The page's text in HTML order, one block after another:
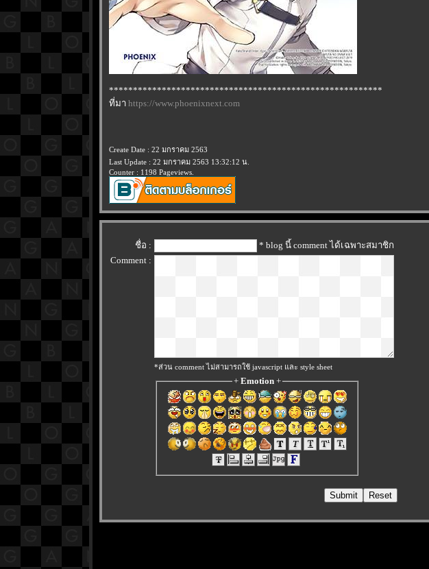
*********************************************************
ที่มา https://www.phoenixnext.com
Create Date : 22 มกราคม 2563
Last Update : 22 มกราคม 2563 13:32:12 น.
Counter : 1198 Pageviews.
ชื่อ :
* blog นี้ comment ได้เฉพาะสมาชิก
Comment :
*ส่วน comment ไม่สามารถใช้ javascript และ style sheet
+ Emotion+